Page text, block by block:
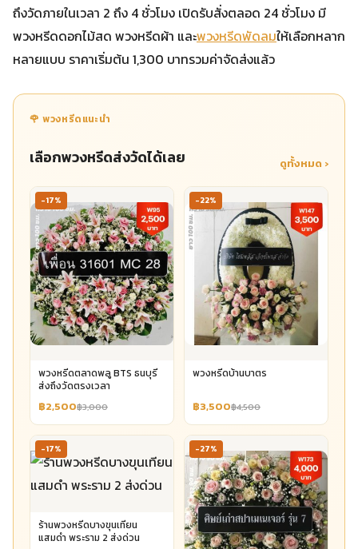
ถึงวัดภายในเวลา 2 ถึง 4 ชั่วโมง เปิดรับสั่งตลอด 24 ชั่วโมง มี
พวงหรีดดอกไม้สด พวงหรีดผ้า และพวงหรีดพัดลมให้เลือกหลาก
หลายแบบ ราคาเริ่มต้น 1,300 บาทรวมค่าจัดส่งแล้ว
🌹 พวงหรีดแนะนำ
เลือกพวงหรีดส่งวัดได้เลย ดูทั้งหมด ›
-17%
พวงหรีดตลาดพลู BTS ธนบุรี
ส่งถึงวัดตรงเวลา
฿2,500฿3,000
-22%
พวงหรีดบ้านบาตร
฿3,500฿4,500
-17%
ร้านพวงหรีดบางขุนเทียน
แสมดำ พระราม 2 ส่งด่วน
-27%